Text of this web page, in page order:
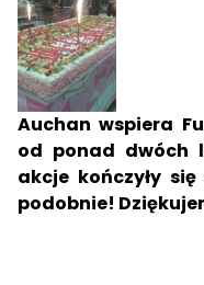
Auchan wspiera
od ponad dwóch
akcje kończyły
podobnie!